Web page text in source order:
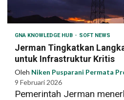
GNA KNOWLEDGE HUB SOFT NEWS
Jerman Tingkatkan
untuk Infrastruktur Kritis
Oleh Niken Pusparani Permata
9 Februari 2026
Pemerintah Jerman